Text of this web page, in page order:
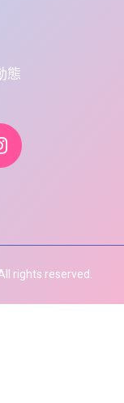
態
rights reserved.